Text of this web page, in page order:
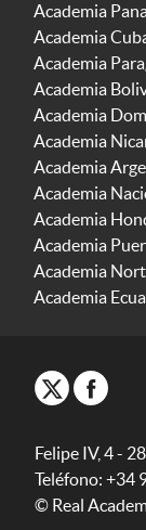
Academia
Academia
Academia
Academia
Academia
Academia
Academia
Academia
Academia
Academia
Academia
Academia
Felipe IV, 4 -
Teléfono: +34
© Real